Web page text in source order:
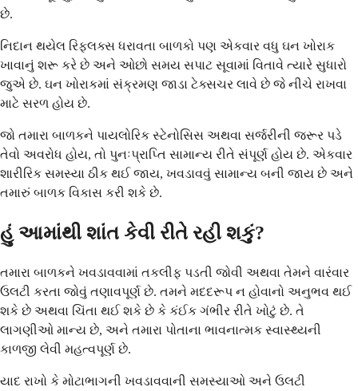
છે.
નિદાન થયેલ રિફ્લક્સ ધરાવતા બાળકો પણ એકવાર વધુ ઘન ખોરાક
ખાવાનું શરૂ કરે છે અને ઓછો સમય સપાટ સૂવામાં વિતાવે ત્યારે સુધારો
જુએ છે. ઘન ખોરાકમાં સંક્રમણ જાડા ટેક્સચર લાવે છે જે નીચે રાખવા
માટે સરળ હોય છે.
જો તમારા બાળકને પાયલોરિક સ્ટેનોસિસ અથવા સર્જરીની જરૂર પડે
તેવો અવરોધ હોય, તો પુનઃપ્રાપ્તિ સામાન્ય રીતે સંપૂર્ણ હોય છે. એકવાર
શારીરિક સમસ્યા ઠીક થઈ જાય, ખવડાવવું સામાન્ય બની જાય છે અને
તમારું બાળક વિકાસ કરી શકે છે.
હું આમાંથી શાંત કેવી રીતે રહી શકું?
તમારા બાળકને ખવડાવવામાં તકલીફ પડતી જોવી અથવા તેમને વારંવાર
ઉલટી કરતા જોવું તણાવપૂર્ણ છે. તમને મદદરૂપ ન હોવાનો અનુભવ થઈ
શકે છે અથવા ચિંતા થઈ શકે છે કે કંઈક ગંભીર રીતે ખોટું છે. તે
લાગણીઓ માન્ય છે, અને તમારા પોતાના ભાવનાત્મક સ્વાસ્થ્યની
કાળજી લેવી મહત્વપૂર્ણ છે.
યાદ રાખો કે મોટાભાગની ખવડાવવાની સમસ્યાઓ અને ઉલટી